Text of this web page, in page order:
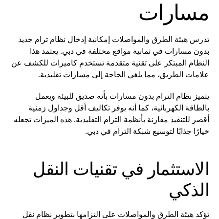
مسارات
تدرس هيئة الطرق والمواصلات إمكانية إدخال نظام ترام جديد
بدون مسارات في ثمانية مواقع مختلفة في دبي. يعتمد هذا
النظام المبتكر على تقنية متقدمة تستخدم كاميرات للكشف عن
علامات الطريق، مما يلغي الحاجة إلى مسارات تقليدية.
يتميز نظام الترام بدون مسارات بأنه صديق للبيئة ويعمل
بالطاقة الكهربائية، كما أنه يوفر تكاليف أقل وجداول زمنية
أقصر للتنفيذ مقارنة بأنظمة الترام التقليدية. هذه الميزات تجعله
خيارًا جذابًا لتوسيع شبكة الترام في دبي.
الاستثمار في تقنيات النقل
الذكي
تؤكد هيئة الطرق والمواصلات على التزامها بتطوير نظام نقل